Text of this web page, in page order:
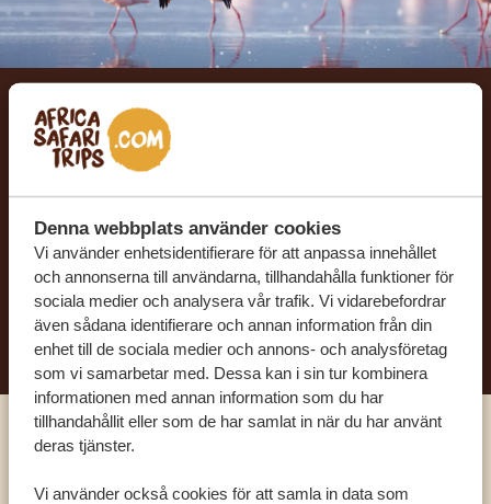
Denna webbplats använder cookies
Vi använder enhetsidentifierare för att anpassa innehållet
och annonserna till användarna, tillhandahålla funktioner för
sociala medier och analysera vår trafik. Vi vidarebefordrar
även sådana identifierare och annan information från din
enhet till de sociala medier och annons- och analysföretag
som vi samarbetar med. Dessa kan i sin tur kombinera
informationen med annan information som du har
tillhandahållit eller som de har samlat in när du har använt
deras tjänster.
Vi använder också cookies för att samla in data som
Låt oss skräddarsy din
FÅ ETT KOSTNADSFRITT RESEFÖRSLAG
BÖRJA PLANERA DIN DRÖMRESA
Ring en av våra experter